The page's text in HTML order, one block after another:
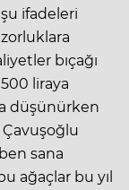
ifadeleri
bıçağı
liraya
düşünürken
sana
ağaçlar bu yıl